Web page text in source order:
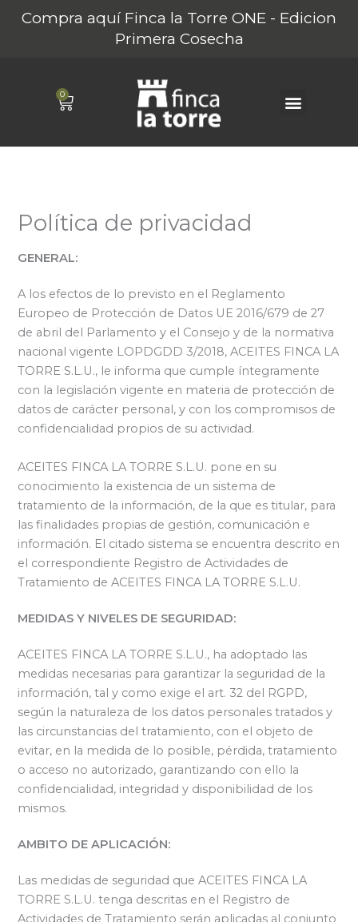
Compra aquí Finca la Torre ONE - Edicion
Primera Cosecha
0
Carrito
Política de privacidad
GENERAL:
A los efectos de lo previsto en el Reglamento
Europeo de Protección de Datos UE 2016/679 de 27
de abril del Parlamento y el Consejo y de la normativa
nacional vigente LOPDGDD 3/2018, ACEITES FINCA LA
TORRE S.L.U., le informa que cumple íntegramente
con la legislación vigente en materia de protección de
datos de carácter personal, y con los compromisos de
confidencialidad propios de su actividad.
ACEITES FINCA LA TORRE S.L.U. pone en su
conocimiento la existencia de un sistema de
tratamiento de la información, de la que es titular, para
las finalidades propias de gestión, comunicación e
información. El citado sistema se encuentra descrito en
el correspondiente Registro de Actividades de
Tratamiento de ACEITES FINCA LA TORRE S.L.U.
MEDIDAS Y NIVELES DE SEGURIDAD:
ACEITES FINCA LA TORRE S.L.U., ha adoptado las
medidas necesarias para garantizar la seguridad de la
información, tal y como exige el art. 32 del RGPD,
según la naturaleza de los datos personales tratados y
las circunstancias del tratamiento, con el objeto de
evitar, en la medida de lo posible, pérdida, tratamiento
o acceso no autorizado, garantizando con ello la
confidencialidad, integridad y disponibilidad de los
mismos.
AMBITO DE APLICACIÓN:
Las medidas de seguridad que ACEITES FINCA LA
TORRE S.L.U. tenga descritas en el Registro de
Actividades de Tratamiento serán aplicadas al conjunto